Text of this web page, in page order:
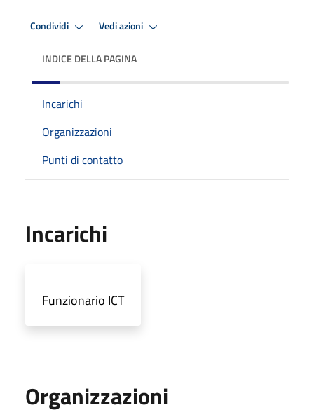
Condividi Vedi azioni
INDICE DELLA PAGINA
Incarichi
Organizzazioni
Punti di contatto
Incarichi
Funzionario ICT
Organizzazioni